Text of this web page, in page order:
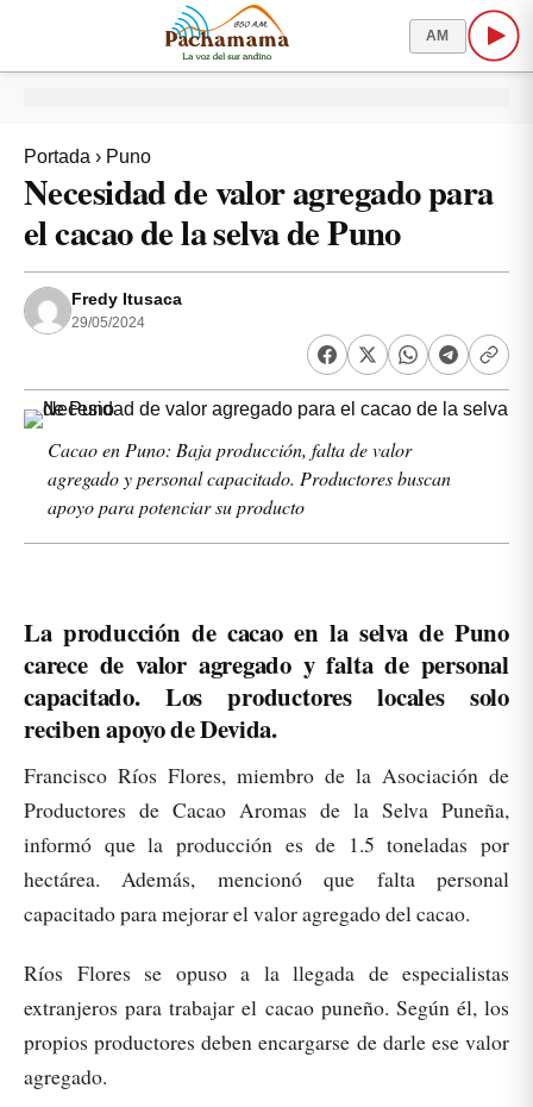
AM
Portada › Puno
Necesidad de valor agregado para
el cacao de la selva de Puno
Fredy Itusaca
29/05/2024
Cacao en Puno: Baja producción, falta de valor
agregado y personal capacitado. Productores buscan
apoyo para potenciar su producto
La producción de cacao en la selva de Puno
carece de valor agregado y falta de personal
capacitado. Los productores locales solo
reciben apoyo de Devida.
Francisco Ríos Flores, miembro de la Asociación de
Productores de Cacao Aromas de la Selva Puneña,
informó que la producción es de 1.5 toneladas por
hectárea. Además, mencionó que falta personal
capacitado para mejorar el valor agregado del cacao.
Ríos Flores se opuso a la llegada de especialistas
extranjeros para trabajar el cacao puneño. Según él, los
propios productores deben encargarse de darle ese valor
agregado.